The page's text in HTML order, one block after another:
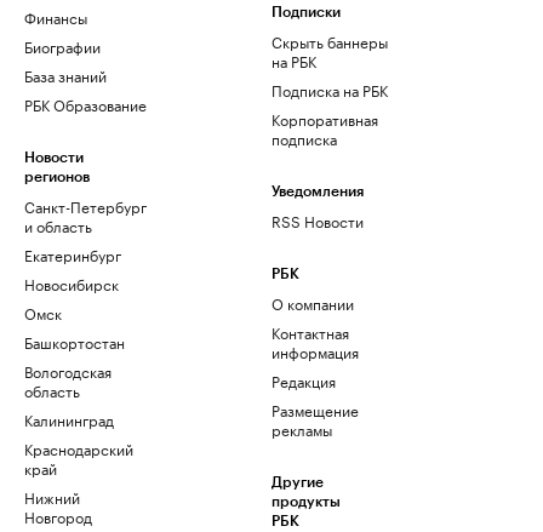
Финансы
Биографии
База знаний
РБК Образование
Новости
регионов
Санкт-Петербург
и область
Екатеринбург
Новосибирск
Омск
Башкортостан
Вологодская
область
Калининград
Краснодарский
край
Нижний
Новгород
Подписки
Скрыть баннеры
на РБК
Подписка на РБК
Корпоративная
подписка
Уведомления
RSS Новости
РБК
О компании
Контактная
информация
Редакция
Размещение
рекламы
Другие
продукты
РБК